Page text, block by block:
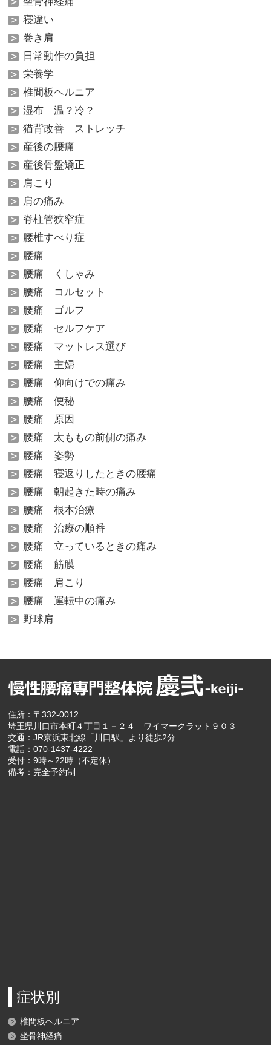
寝違い
巻き肩
日常動作の負担
栄養学
椎間板ヘルニア
湿布 温？冷？
猫背改善 ストレッチ
産後の腰痛
産後骨盤矯正
肩こり
肩の痛み
脊柱管狭窄症
腰椎すべり症
腰痛
腰痛 くしゃみ
腰痛 コルセット
腰痛 ゴルフ
腰痛 セルフケア
腰痛 マットレス選び
腰痛 主婦
腰痛 仰向けでの痛み
腰痛 便秘
腰痛 原因
腰痛 太ももの前側の痛み
腰痛 姿勢
腰痛 寝返りしたときの腰痛
腰痛 朝起きた時の痛み
腰痛 根本治療
腰痛 治療の順番
腰痛 立っているときの痛み
腰痛 筋膜
腰痛 肩こり
腰痛 運転中の痛み
野球肩
住所：〒332-0012
埼玉県川口市本町４丁目１－２４ ワイマークラット９０３
交通：JR京浜東北線「川口駅」より徒歩2分
電話：070-1437-4222
受付：9時～22時（不定休）
備考：完全予約制
症状別
椎間板ヘルニア
坐骨神経痛